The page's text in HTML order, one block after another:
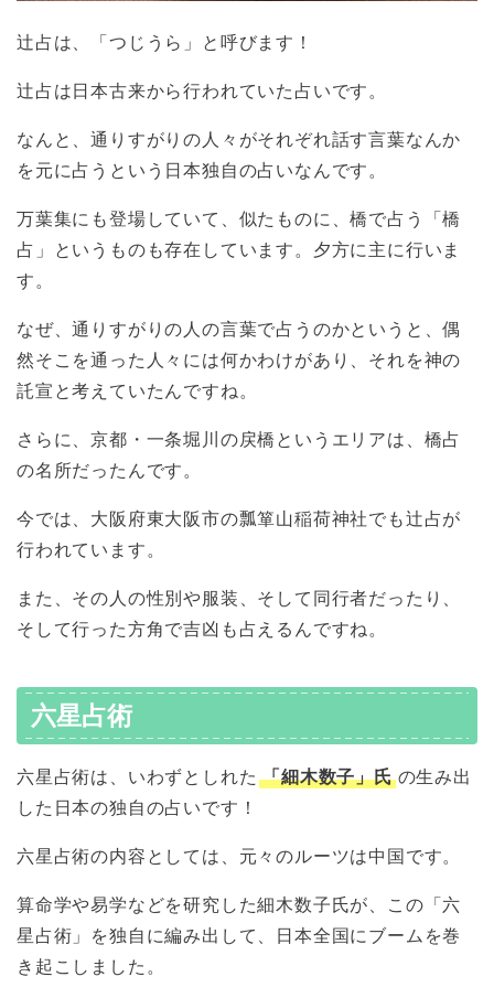
辻占は、「つじうら」と呼びます！
辻占は日本古来から行われていた占いです。
なんと、通りすがりの人々がそれぞれ話す言葉なんか
を元に占うという日本独自の占いなんです。
万葉集にも登場していて、似たものに、橋で占う「橋
占」というものも存在しています。夕方に主に行いま
す。
なぜ、通りすがりの人の言葉で占うのかというと、偶
然そこを通った人々には何かわけがあり、それを神の
託宣と考えていたんですね。
さらに、京都・一条堀川の戻橋というエリアは、橋占
の名所だったんです。
今では、大阪府東大阪市の瓢箪山稲荷神社でも辻占が
行われています。
また、その人の性別や服装、そして同行者だったり、
そして行った方角で吉凶も占えるんですね。
六星占術
六星占術は、いわずとしれた 「細木数子」氏 の生み出
した日本の独自の占いです！
六星占術の内容としては、元々のルーツは中国です。
算命学や易学などを研究した細木数子氏が、この「六
星占術」を独自に編み出して、日本全国にブームを巻
き起こしました。